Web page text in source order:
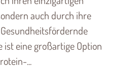
auch durch ihre
ist eine großartige Option
...